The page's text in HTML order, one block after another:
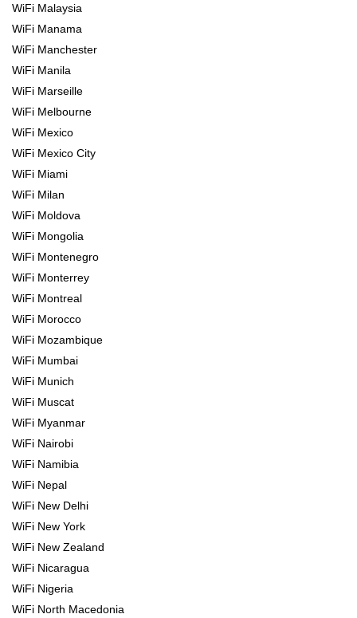
WiFi Malaysia
WiFi Manama
WiFi Manchester
WiFi Manila
WiFi Marseille
WiFi Melbourne
WiFi Mexico
WiFi Mexico City
WiFi Miami
WiFi Milan
WiFi Moldova
WiFi Mongolia
WiFi Montenegro
WiFi Monterrey
WiFi Montreal
WiFi Morocco
WiFi Mozambique
WiFi Mumbai
WiFi Munich
WiFi Muscat
WiFi Myanmar
WiFi Nairobi
WiFi Namibia
WiFi Nepal
WiFi New Delhi
WiFi New York
WiFi New Zealand
WiFi Nicaragua
WiFi Nigeria
WiFi North Macedonia